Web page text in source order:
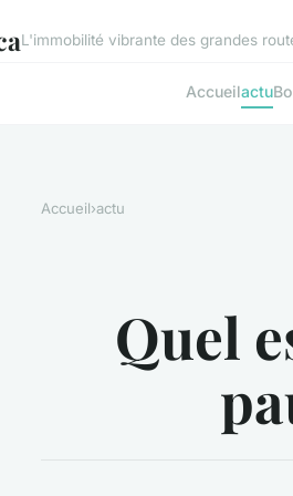
L'immobilité vibrante des grandes
Accueilactu
Accueil›actu
Quel